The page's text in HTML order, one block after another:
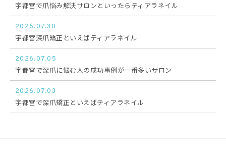
宇都宮で爪悩み解決サロンといったらティアラネイル
2026.07.30
宇都宮深爪矯正といえばティアラネイル
2026.07.05
宇都宮で深爪に悩む人の成功事例が一番多いサロン
2026.07.03
宇都宮で深爪矯正といえばティアラネイル